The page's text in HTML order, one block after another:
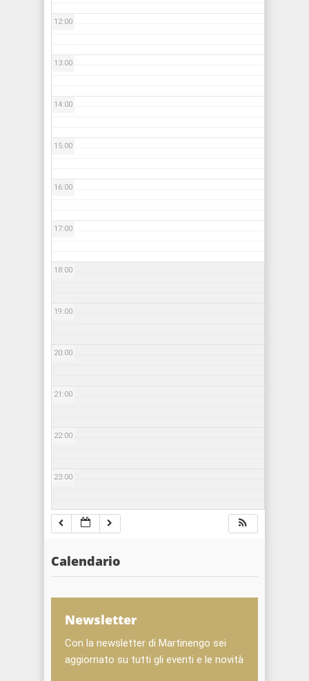
12:00
13:00
14:00
15:00
16:00
17:00
18:00
19:00
20:00
21:00
22:00
23:00
Calendario
Newsletter
Con la newsletter di Martinengo sei
aggiornato su tutti gli eventi e le novità